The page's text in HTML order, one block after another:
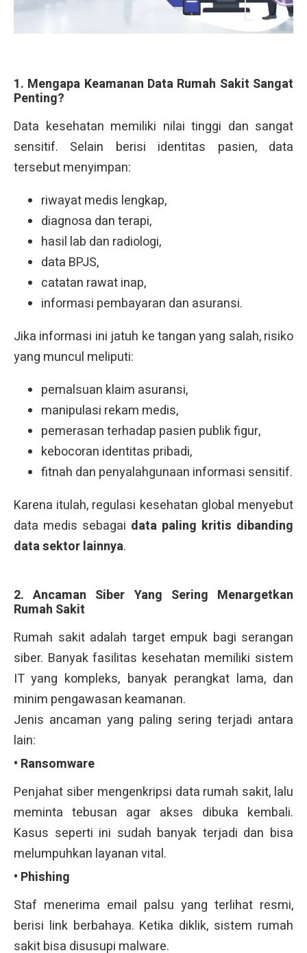
1. Mengapa Keamanan Data Rumah Sakit Sangat
Penting?
Data kesehatan memiliki nilai tinggi dan sangat
sensitif. Selain berisi identitas pasien, data
tersebut menyimpan:
riwayat medis lengkap,
diagnosa dan terapi,
hasil lab dan radiologi,
data BPJS,
catatan rawat inap,
informasi pembayaran dan asuransi.
Jika informasi ini jatuh ke tangan yang salah, risiko
yang muncul meliputi:
pemalsuan klaim asuransi,
manipulasi rekam medis,
pemerasan terhadap pasien publik figur,
kebocoran identitas pribadi,
fitnah dan penyalahgunaan informasi sensitif.
Karena itulah, regulasi kesehatan global menyebut
data medis sebagai data paling kritis dibanding
data sektor lainnya.
2. Ancaman Siber Yang Sering Menargetkan
Rumah Sakit
Rumah sakit adalah target empuk bagi serangan
siber. Banyak fasilitas kesehatan memiliki sistem
IT yang kompleks, banyak perangkat lama, dan
minim pengawasan keamanan.
Jenis ancaman yang paling sering terjadi antara
lain:
• Ransomware
Penjahat siber mengenkripsi data rumah sakit, lalu
meminta tebusan agar akses dibuka kembali.
Kasus seperti ini sudah banyak terjadi dan bisa
melumpuhkan layanan vital.
• Phishing
Staf menerima email palsu yang terlihat resmi,
berisi link berbahaya. Ketika diklik, sistem rumah
sakit bisa disusupi malware.